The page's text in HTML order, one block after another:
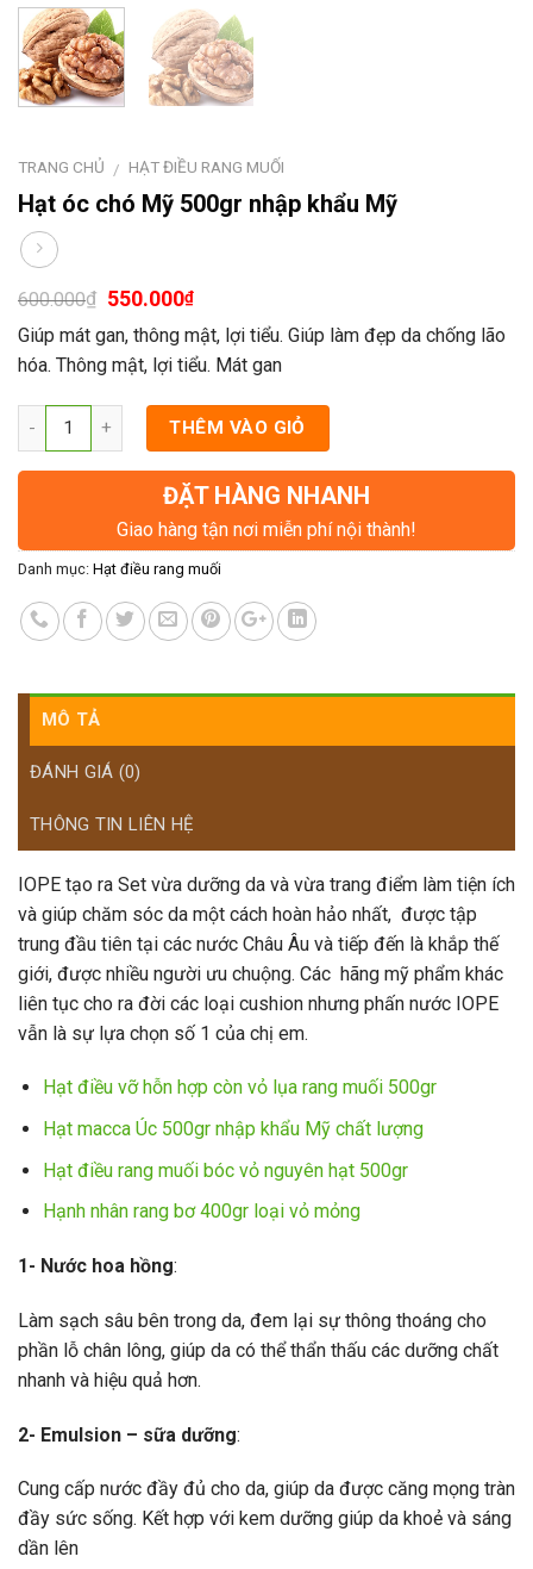
TRANG CHỦ / HẠT ĐIỀU RANG MUỐI
Hạt óc chó Mỹ 500gr nhập khẩu Mỹ
600.000₫ 550.000₫
Giúp mát gan, thông mật, lợi tiểu. Giúp làm đẹp da chống lão
hóa. Thông mật, lợi tiểu. Mát gan
THÊM VÀO GIỎ
ĐẶT HÀNG NHANH
Giao hàng tận nơi miễn phí nội thành!
Danh mục: Hạt điều rang muối
MÔ TẢ
ĐÁNH GIÁ (0)
THÔNG TIN LIÊN HỆ
IOPE tạo ra Set vừa dưỡng da và vừa trang điểm làm tiện ích
và giúp chăm sóc da một cách hoàn hảo nhất, được tập
trung đầu tiên tại các nước Châu Âu và tiếp đến là khắp thế
giới, được nhiều người ưu chuộng. Các hãng mỹ phẩm khác
liên tục cho ra đời các loại cushion nhưng phấn nước IOPE
vẫn là sự lựa chọn số 1 của chị em.
Hạt điều vỡ hỗn hợp còn vỏ lụa rang muối 500gr
Hạt macca Úc 500gr nhập khẩu Mỹ chất lượng
Hạt điều rang muối bóc vỏ nguyên hạt 500gr
Hạnh nhân rang bơ 400gr loại vỏ mỏng
1- Nước hoa hồng:
Làm sạch sâu bên trong da, đem lại sự thông thoáng cho
phần lỗ chân lông, giúp da có thể thẩn thấu các dưỡng chất
nhanh và hiệu quả hơn.
2- Emulsion – sữa dưỡng:
Cung cấp nước đầy đủ cho da, giúp da được căng mọng tràn
đầy sức sống. Kết hợp với kem dưỡng giúp da khoẻ và sáng
dần lên